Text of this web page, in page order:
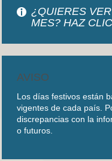
¿QUIERES
MES? HAZ
AVISO
Los días festivos están
vigentes de cada país.
discrepancias con la
o futuros.